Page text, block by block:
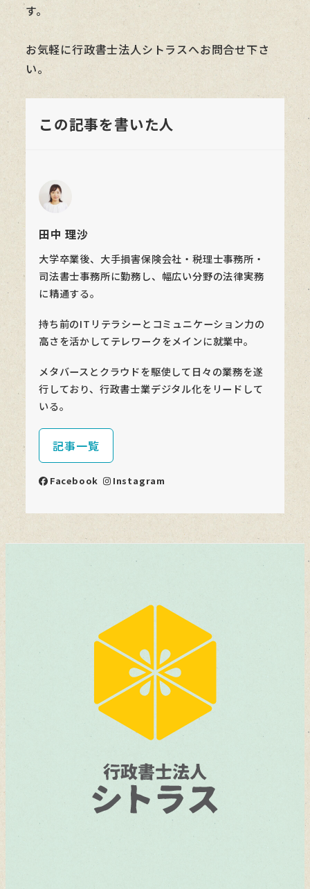
す。
お気軽に行政書士法人シトラスへお問合せ下さ
い。
この記事を書いた人
田中 理沙
大学卒業後、大手損害保険会社・税理士事務所・
司法書士事務所に勤務し、幅広い分野の法律実務
に精通する。
持ち前のITリテラシーとコミュニケーション力の
高さを活かしてテレワークをメインに就業中。
メタバースとクラウドを駆使して日々の業務を遂
行しており、行政書士業デジタル化をリードして
いる。
記事一覧
Facebook Instagram